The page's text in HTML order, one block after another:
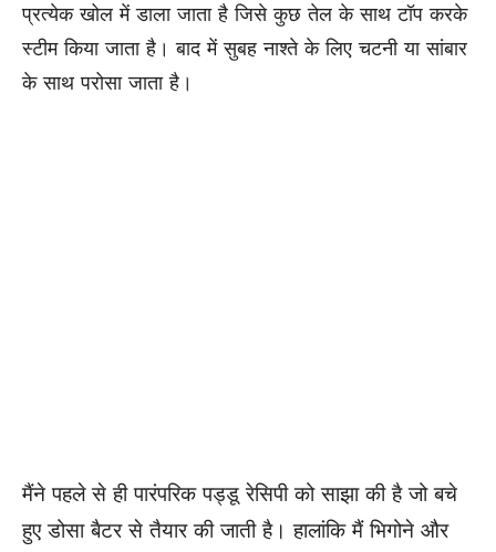
प्रत्येक खोल में डाला जाता है जिसे कुछ तेल के साथ टॉप करके
स्टीम कियाजाता है। बाद में सुबह नाश्ते के लिए चटनी या सांबार
के साथ परोसा जाता है।
मैंने पहले से ही पारंपरिक पड्डू रेसिपी को साझाकीहै जो बचे
हुए डोसा बैटर सेतैयार की जाती है। हालांकि मैं भिगोने और